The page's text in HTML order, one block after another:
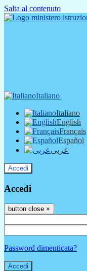
Salta al contenuto
Italiano
Italiano
English
Français
Español
عربى
Accedi
Accedi
button close ×
Password dimenticata?